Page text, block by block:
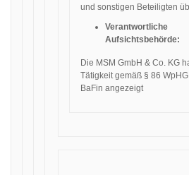
und sonstigen Beteiligten
Verantwortliche
Aufsichtsbehörde:
Die MSM GmbH & Co. KG
Tätigkeit gemäß § 86
BaFin angezeigt